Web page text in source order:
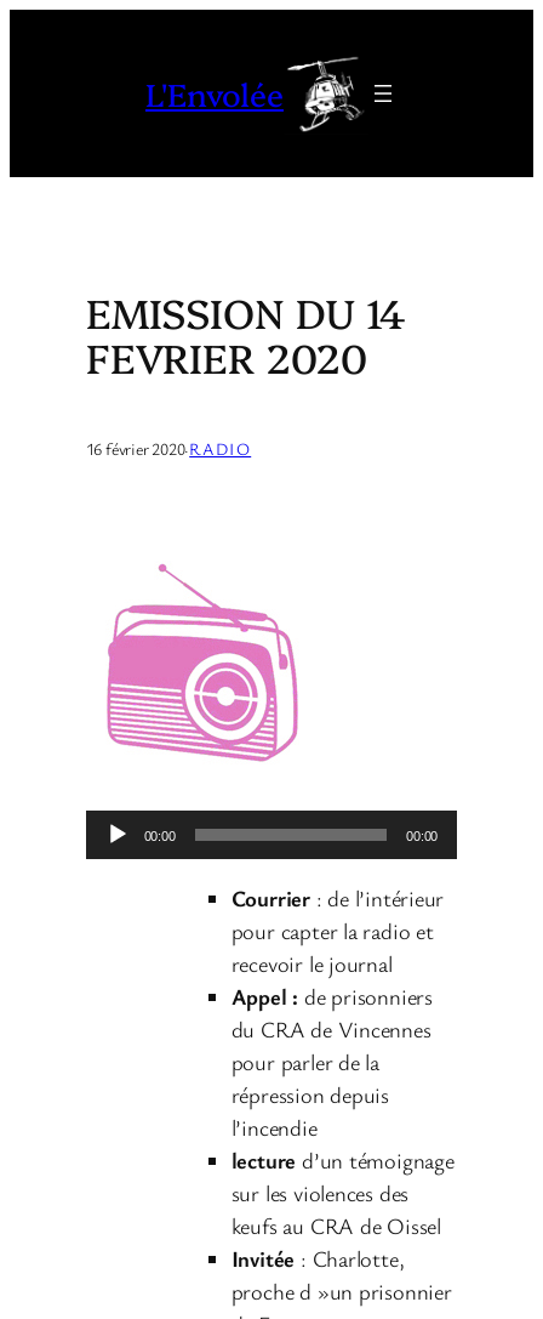
L'Envolée
EMISSION DU 14
FEVRIER 2020
16 février 2020·RADIO
e
00:00 00:00
Courrier: de l’intérieur
pour capter la radio et
recevoir le journal
Appel : de prisonniers
du CRA de Vincennes
pour parler de la
répression depuis
l’incendie
lecture d’un témoignage
sur les violences des
keufs au CRA de Oissel
Invitée : Charlotte,
proche d »un prisonnier